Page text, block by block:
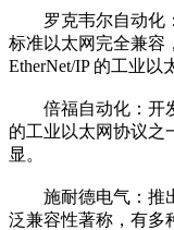
罗克韦尔自动化：
标准以太网完全兼容
EtherNet/IP 的工业以
倍福自动化：开发
的工业以太网协议之
显。
施耐德电气：推出
泛兼容性著称，有多